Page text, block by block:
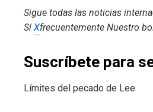
Sigue todas las noticias
SíXfrecuentemente Nuestro
Suscríbete para
Límites del pecado de Lee